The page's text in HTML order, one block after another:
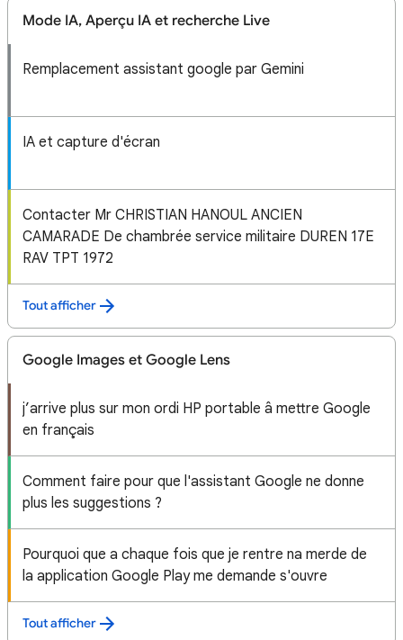
Mode IA, Aperçu IA et recherche Live
Remplacement assistant google par Gemini
IA et capture d'écran
Contacter Mr CHRISTIAN HANOUL ANCIEN
CAMARADE De chambrée service militaire DUREN 17E
RAV TPT 1972
Tout afficher
Google Images et Google Lens
j’arrive plus sur mon ordi HP portable â mettre Google
en français
Comment faire pour que l'assistant Google ne donne
plus les suggestions ?
Pourquoi que a chaque fois que je rentre na merde de
la application Google Play me demande s'ouvre
Tout afficher